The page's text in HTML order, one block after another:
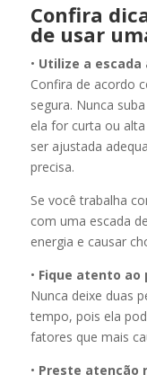
Confira
de usar
• Utilize a
Confira de acordo
segura. Nunca
ela for curta ou
ser ajustada
precisa.
Se você trabalha
com uma escada
energia e causar
• Fique atento ao
Nunca deixe duas
tempo, pois ela
fatores que mais
• Preste atenção